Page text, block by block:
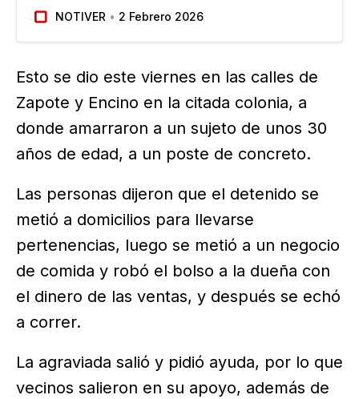
Dorado, ubicado en la carretera Boca del Río-
NOTIVER 2 Febrero 2026
Esto se dio este viernes en las calles de
Zapote y Encino en la citada colonia, a
donde amarraron a un sujeto de unos 30
años de edad, a un poste de concreto.
Las personas dijeron que el detenido se
metió a domicilios para llevarse
pertenencias, luego se metió a un negocio
de comida y robó el bolso a la dueña con
el dinero de las ventas, y después se echó
a correr.
La agraviada salió y pidió ayuda, por lo que
vecinos salieron en su apoyo, además de